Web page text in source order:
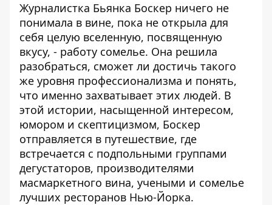
Журналистка Бьянка Боскер ничего не
понимала в вине, пока не открыла для
себя целую вселенную, посвященную
вкусу, - работу сомелье. Она решила
разобраться, сможет ли достичь такого
же уровня профессионализма и понять,
что именно захватывает этих людей. В
этой истории, насыщенной интересом,
юмором и скептицизмом, Боскер
отправляется в путешествие, где
встречается с подпольными группами
дегустаторов, производителями
масмаркетного вина, учеными и сомелье
лучших ресторанов Нью-Йорка.